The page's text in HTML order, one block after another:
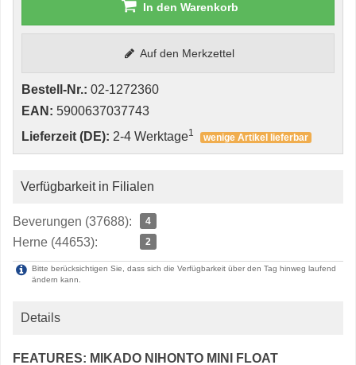
In den Warenkorb
Auf den Merkzettel
Bestell-Nr.: 02-1272360
EAN: 5900637037743
Lieferzeit (DE): 2-4 Werktage1 wenige Artikel lieferbar
Verfügbarkeit in Filialen
Beverungen (37688): 4
Herne (44653): 2
Bitte berücksichtigen Sie, dass sich die Verfügbarkeit über den Tag hinweg laufend
ändern kann.
Details
FEATURES: MIKADO NIHONTO MINI FLOAT